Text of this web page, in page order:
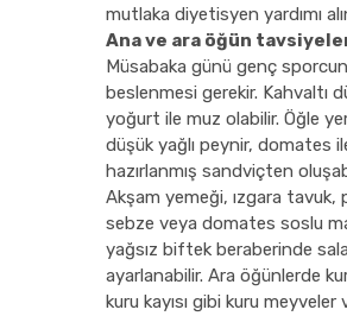
mutlaka diyetisyen yardımı
Ana ve ara öğün
Müsabaka günü genç
beslenmesi gerekir. Kahvaltı
yoğurt ile muz olabilir. Öğle
düşük yağlı peynir, domates
hazırlanmış sandviçten
Akşam yemeği, ızgara tavuk,
sebze veya domates soslu
yağsız biftek beraberinde
ayarlanabilir. Ara öğünlerde
kuru kayısı gibi kuru meyveler